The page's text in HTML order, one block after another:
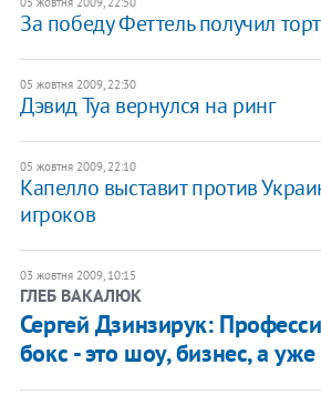
За победу Феттель получил
05 жовтня 2009, 22:30
Дэвид Туа вернулся на ринг
05 жовтня 2009, 22:10
Капелло выставит против
игроков
03 жовтня 2009, 10:15
ГЛЕБ ВАКАЛЮК
Сергей Дзинзирук:
бокс - это шоу, бизнес, а